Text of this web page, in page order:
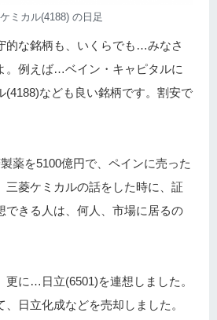
ミカル(4188) の日足
的な銘柄も、いくらでも…みなさ
。例えば…ベイン・キャピタルに
(4188)なども良い銘柄です。割安で
薬を5100億円で、ペインに売った
三菱ケミカルの話をした時に、証
できる人は、何人、市場に居るの
に…日立(6501)を連想しました。
日立化成などを売却しました。